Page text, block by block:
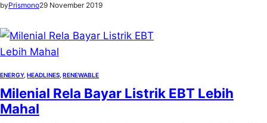
byPrismono29 November 2019
ENERGY, HEADLINES RENEWABLE
Milenial Rela Bayar Listrik EBT Lebih
Mahal